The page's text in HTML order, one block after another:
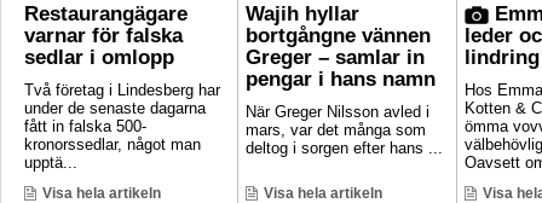
Restaurangägare
varnar för falska
sedlar i omlopp
Två företag i Lindesberg har
under de senaste dagarna
fått in falska 500-
kronorssedlar, något man
upptä...
Visa hela artikeln
Wajih hyllar
bortgångne vännen
Greger – samlar in
pengar i hans namn
När Greger Nilsson avled i
mars, var det många som
deltog i sorgen efter hans ...
Visa hela artikeln
leder
lindring
Hos
Kotten &
ömma
Oavsett
Visa